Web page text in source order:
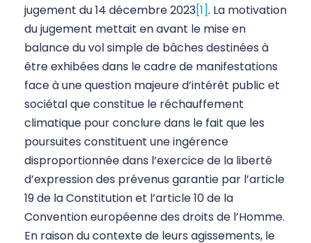
jugement du 14 décembre 2023[1]. La motivation
du jugement mettait en avant le mise en
balance du vol simple de bâches destinées à
être exhibées dans le cadre de manifestations
face à une question majeure d’intérêt public et
sociétal que constitue le réchauffement
climatique pour conclure dans le fait que les
poursuites constituent une ingérence
disproportionnée dans l’exercice de la liberté
d’expression des prévenus garantie par l’article
19 de la Constitution et l’article 10 de la
Convention européenne des droits de l’Homme.
En raison du contexte de leurs agissements, le